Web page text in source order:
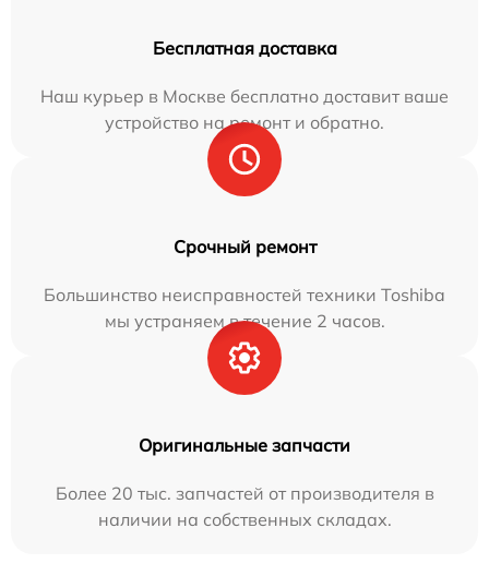
Бесплатная доставка
Наш курьер в Москве бесплатно доставит ваше
устройство на ремонт и обратно.
Срочный ремонт
Большинство неисправностей техники Toshiba
мы устраняем в течение 2 часов.
Оригинальные запчасти
Более 20 тыс. запчастей от производителя в
наличии на собственных складах.